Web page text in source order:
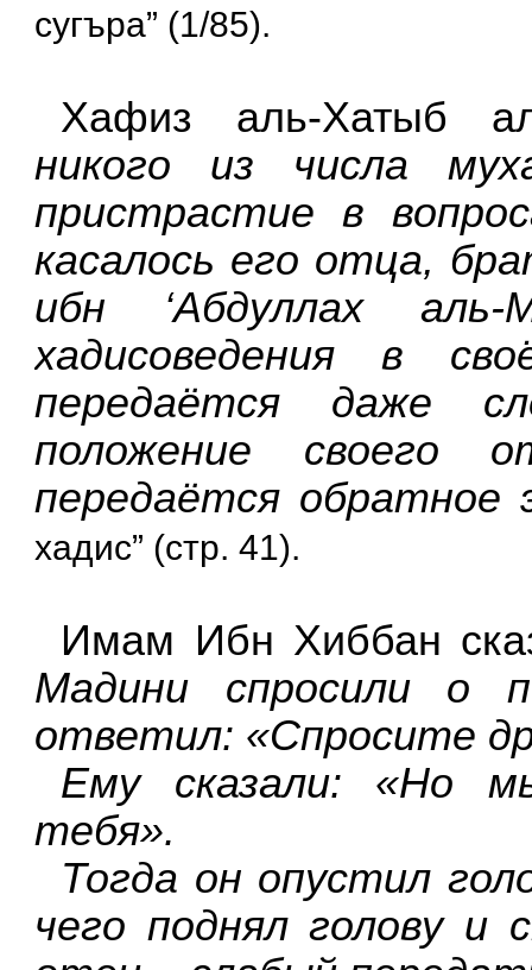
сугъра” (1/85).
Хафиз аль-Хатыб
никого из числа
пристрастие в
касалось его отца,
ибн ‘Абдуллах
хадисоведения в
передаётся даже
положение своего
передаётся обратное
хадис” (стр. 41).
Имам Ибн Хиббан
Мадини спросили о
ответил: «Спросите
Ему сказали: «Но
тебя».
Тогда он опустил
чего поднял голову и